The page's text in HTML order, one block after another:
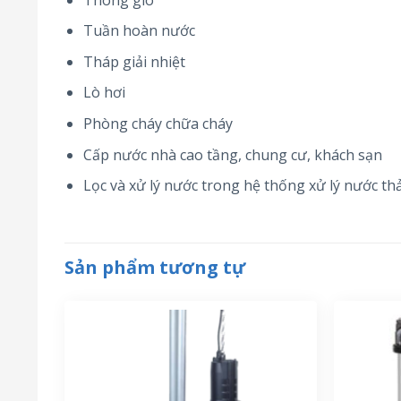
Tuần hoàn nước
Tháp giải nhiệt
Lò hơi
Phòng cháy chữa cháy
Cấp nước nhà cao tầng, chung cư, khách sạn
Lọc và xử lý nước trong hệ thống xử lý nước
Sản phẩm tương tự